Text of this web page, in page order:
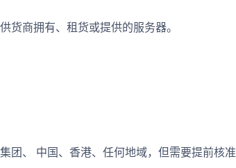
商拥有、租货或提供的服务器。
、 中国、香港、任何地域，但需要提前核准